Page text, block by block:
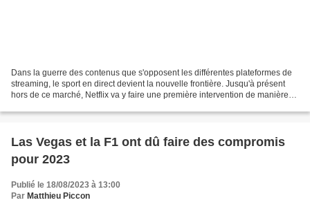
Dans la guerre des contenus que s'opposent les différentes plateformes de
streaming, le sport en direct devient la nouvelle frontière. Jusqu'à présent
hors de ce marché, Netflix va y faire une première intervention de manière
Las Vegas et la F1 ont dû faire des compromis
pour 2023
Publié le 18/08/2023 à 13:00
Par Matthieu Piccon